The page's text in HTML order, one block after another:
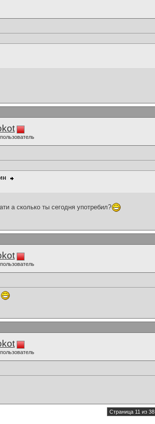
а сколько ты сегодня употребил?
Страница 11 из 38